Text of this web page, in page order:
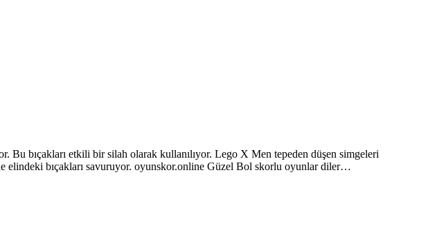
Bu bıçakları etkili bir silah olarak kullanılıyor. Lego X Men tepeden düşen simgeleri
elindeki bıçakları savuruyor. oyunskor.online Güzel Bol skorlu oyunlar diler…